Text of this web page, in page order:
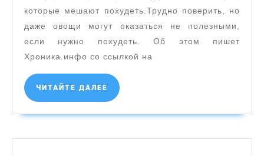
которые мешают похудеть.Трудно поверить, но
даже овощи могут оказаться не полезными,
если нужно похудеть. Об этом пишет
Хроника.инфо со ссылкой на
ЧИТАЙТЕ ДАЛЕЕ ЧИТАЙТЕ
ДАЛЕЕ